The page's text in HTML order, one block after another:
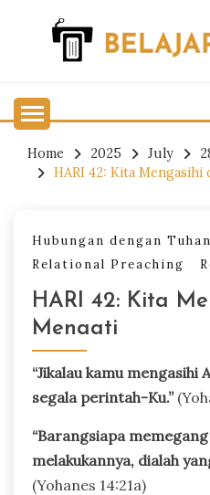
Home 2025 July
HARI 42: Kita Mengasihi
Hubungan dengan Tuhan
Relational Preaching
HARI 42: Kita
Menaati
“Jikalau kamu mengasihi
segala perintah-Ku.”
“Barangsiapa
melakukannya, dialah
(Yohanes 14:21a)